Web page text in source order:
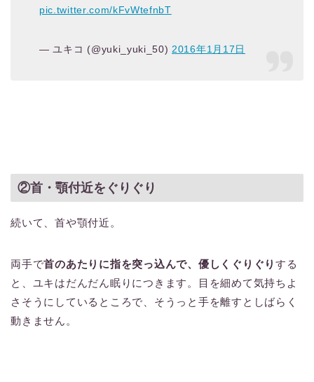
pic.twitter.com/kFvWtefnbT
— ユキコ (@yuki_yuki_50)2016年1月17日
②首・顎付近をぐりぐり
続いて、首や顎付近。
両手で首のあたりに指を突っ込んで、優しくぐりぐりする
と、ユキはだんだん眠りにつきます。目を細めて気持ちよ
さそうにしているところで、そうっと手を離すとしばらく
動きません。